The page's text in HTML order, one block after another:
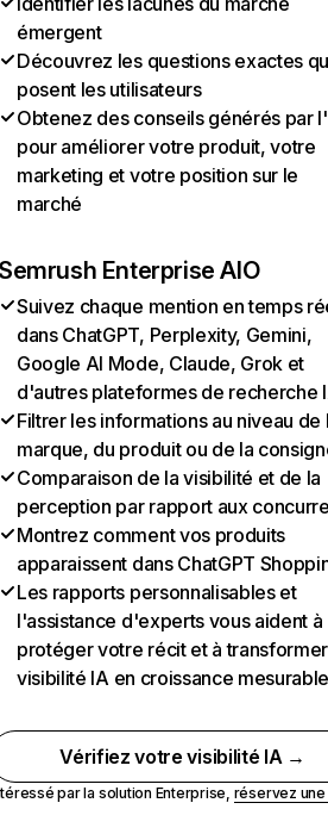
émergent
Découvrez les questions exactes
posent les utilisateurs
Obtenez des conseils générés par
pour améliorer votre produit, votre
marketing et votre position sur le
marché
Semrush Enterprise AIO
Suivez chaque mention en temps
dans ChatGPT, Perplexity, Gemini,
Google AI Mode, Claude, Grok et
d'autres plateformes de recherche
Filtrer les informations au niveau de
marque, du produit ou de la
Comparaison de la visibilité et de la
perception par rapport aux
Montrez comment vos produits
apparaissent dans ChatGPT
Les rapports personnalisables et
l'assistance d'experts vous aident à
protéger votre récit et à
visibilité IA en croissance
Vérifiez votre visibilité IA →
par la solution Enterprise, réservez